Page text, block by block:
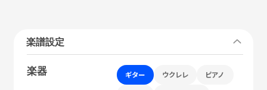
楽譜設定
楽器 ギター ウクレレ ピアノ